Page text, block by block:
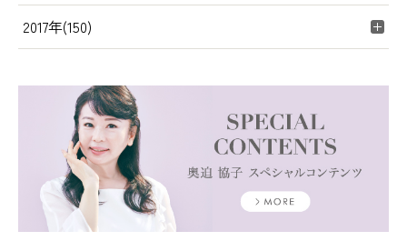
2017年(150)